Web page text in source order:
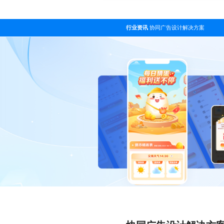
行业资讯 协同广告设计解决方案